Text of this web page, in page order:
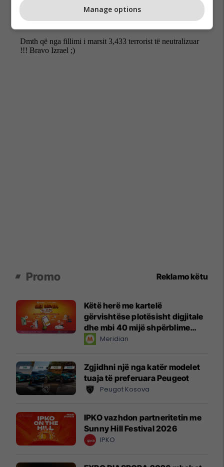
Promo Reklamo këtu
Këtë herë me kartelë
gërvishtëse plotësisht digjitale
dhe mbi 40 mijë shpërblime
instant!Meridian
Zgjidhni një nga katër modelet
tuaja të preferuara Peugeot
Peugot Kosova
IPKO vazhdon partneritetin me
Sunny Hill Festival 2026
IPKO
Manage options